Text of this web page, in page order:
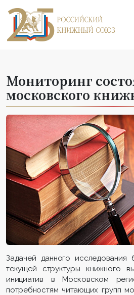
Мониторинг
московского
Задачей данного исследования
текущей структуры книжного
инициатив в Московском
потребностям читающих групп